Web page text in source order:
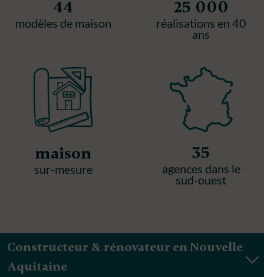
44
modèles de maison
25 000
réalisations en 40
ans
maison
sur-mesure
35
agences dans le
sud-ouest
Constructeur & rénovateur en Nouvelle
Aquitaine